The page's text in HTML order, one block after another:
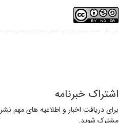
اشتراک خبرنامه
برای دریافت اخبار و اطلاعیه های مهم
مشترک شوید.